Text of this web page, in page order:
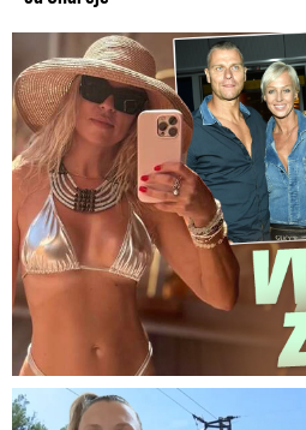
Tohle tělo nahradilo Belo: Nová
Smrtelný pád chlapce: Matka